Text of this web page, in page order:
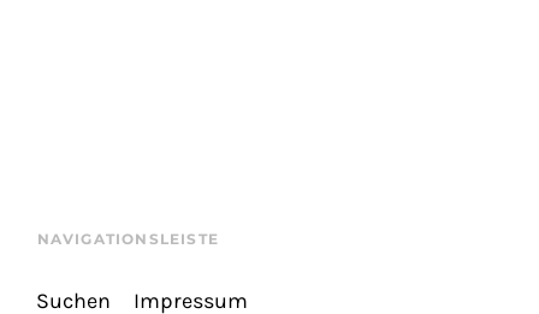
NAVIGATIONSLEISTE
Suchen
Impressum